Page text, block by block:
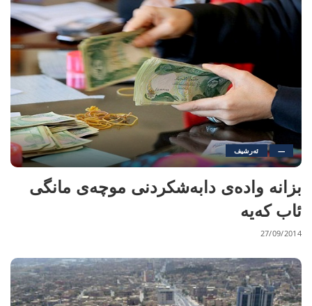
— ئەرشیف
بزانە وادەی دابەشكردنی موچەی مانگی
ئاب کەیە
27/09/2014